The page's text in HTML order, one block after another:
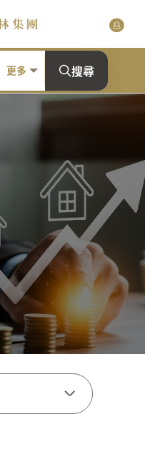
更多 搜尋